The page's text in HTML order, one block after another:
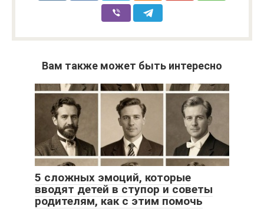
Вам также может быть интересно
5 сложных эмоций, которые
вводят детей в ступор и советы
родителям, как с этим помочь